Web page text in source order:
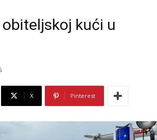
kući u
X Pinterest